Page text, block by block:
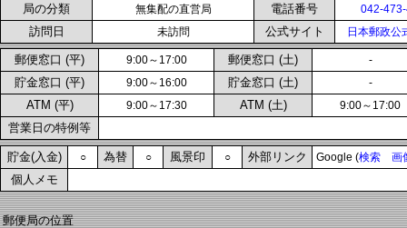
局の分類
無集配の直営局 電話番号 042-
訪問日 未訪問 公式サイト 日本郵政公
郵便窓口 (平) 9:00～17:00 郵便窓口 (土) -
貯金窓口 (平) 9:00～16:00 貯金窓口 (土) -
ATM (平) 9:00～17:30 ATM (土) 9:00～17:00
営業日の特例等
貯金(入金) ○ 為替 ○ 風景印 ○ 外部リンク Google (検索 画
個人メモ
郵便局の位置